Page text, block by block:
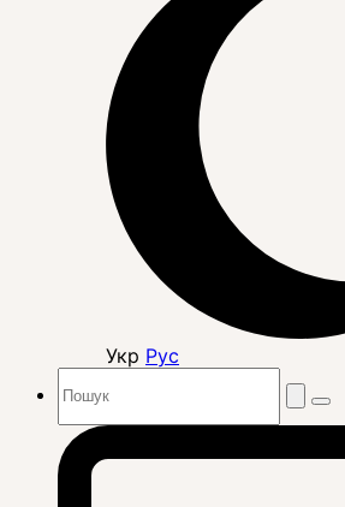
Укр Рус